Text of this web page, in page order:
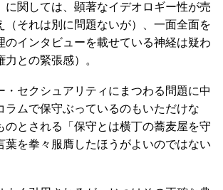
に関しては、顕著なイデオロギー性が売
（それは別に問題ないが）、一面全面を
のインタビューを載せている神経は疑わ
との緊張感）。
・セクシュアリティにまつわる問題に中
ラムで保守ぶっているのもいただけな
のとされる「保守とは横丁の蕎麦屋を守
葉を拳々服膺したほうがよいのではない